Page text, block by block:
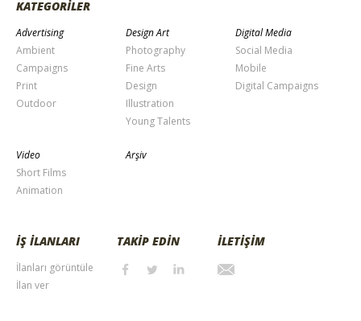
KATEGORİLER
Advertising
Ambient
Campaigns
Print
Outdoor
Design Art
Photography
Fine Arts
Design
Illustration
Young Talents
Digital Media
Social Media
Mobile
Digital Campaigns
Video
Short Films
Animation
Arşiv
İŞ İLANLARI
İlanları görüntüle
İlan ver
TAKİP EDİN İLETİŞİM